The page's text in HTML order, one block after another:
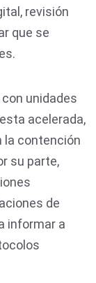
revisión
que se
unidades
acelerada,
la contención
su parte,
de
informar a